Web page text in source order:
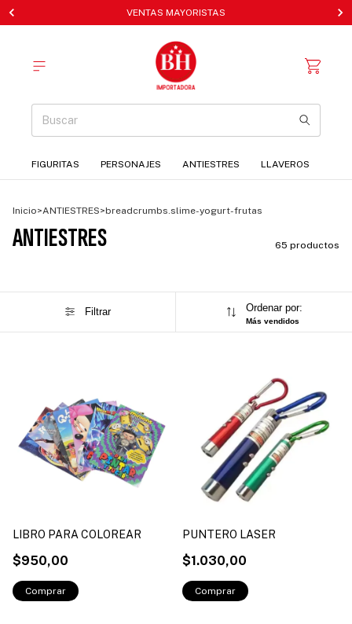
VENTAS MAYORISTAS
FIGURITAS PERSONAJES ANTIESTRES LLAVEROS
Inicio>ANTIESTRES>breadcrumbs.slime-yogurt-frutas
ANTIESTRES 65 productos
Filtrar Ordenar por:
Más vendidos
LIBRO PARA COLOREAR
$950,00
PUNTERO LASER
$1.030,00